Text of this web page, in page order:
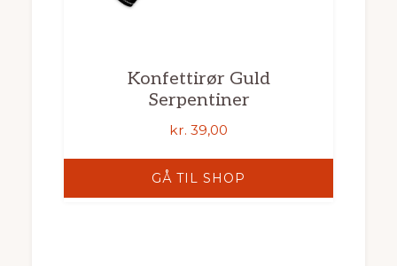
Konfettirør Guld
Serpentiner
kr. 39,00
GÅ TIL SHOP